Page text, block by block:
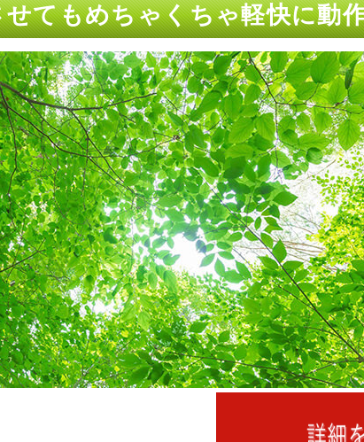
せてもめちゃくちゃ軽快に動